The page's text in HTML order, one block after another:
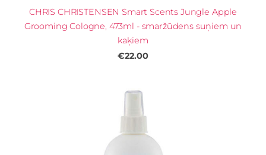
CHRIS CHRISTENSEN Smart Scents Jungle Apple
Grooming Cologne, 473ml - smaržūdens suņiem un
kaķiem
€22.00